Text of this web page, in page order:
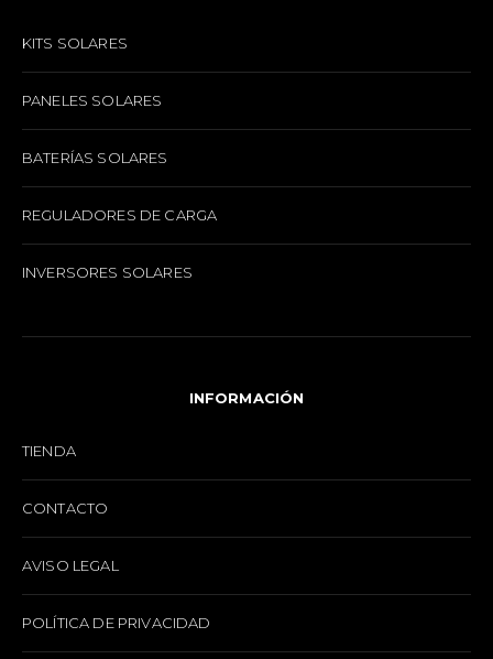
KITS SOLARES
PANELES SOLARES
BATERÍAS SOLARES
REGULADORES DE CARGA
INVERSORES SOLARES
INFORMACIÓN
TIENDA
CONTACTO
AVISO LEGAL
POLÍTICA DE PRIVACIDAD